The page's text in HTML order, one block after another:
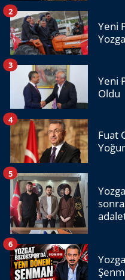
Yeni
2
Yeni
Oldu
3
Fuat
4
5
6